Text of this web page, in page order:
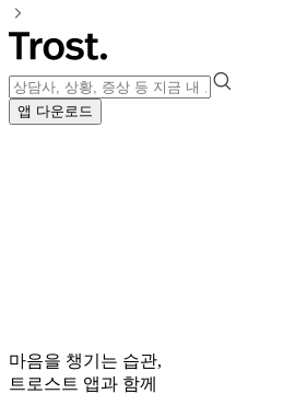
앱 다운로드
마음을 챙기는 습관,
트로스트 앱과 함께